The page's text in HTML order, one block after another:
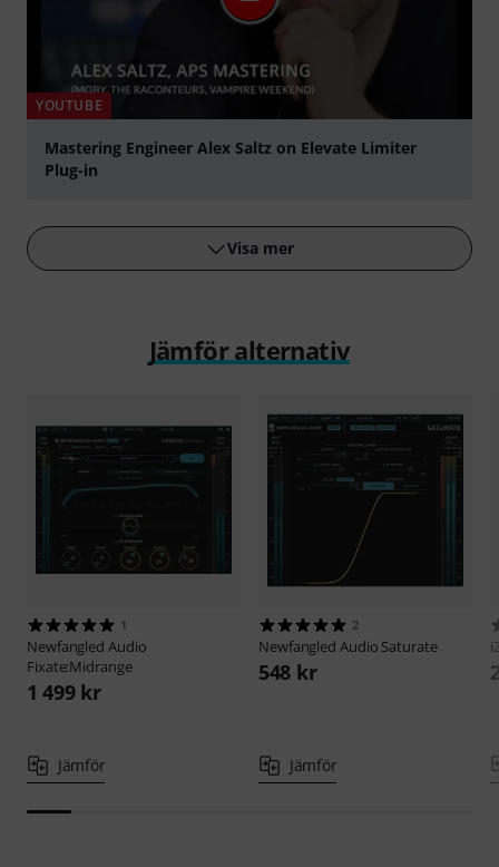
YOUTUBE
Mastering Engineer Alex Saltz on Elevate Limiter
Plug-in
Visa mer
Jämför alternativ
1
Newfangled Audio
Fixate:Midrange
1 499 kr
Jämför
2
Newfangled Audio Saturate
548 kr
Jämför